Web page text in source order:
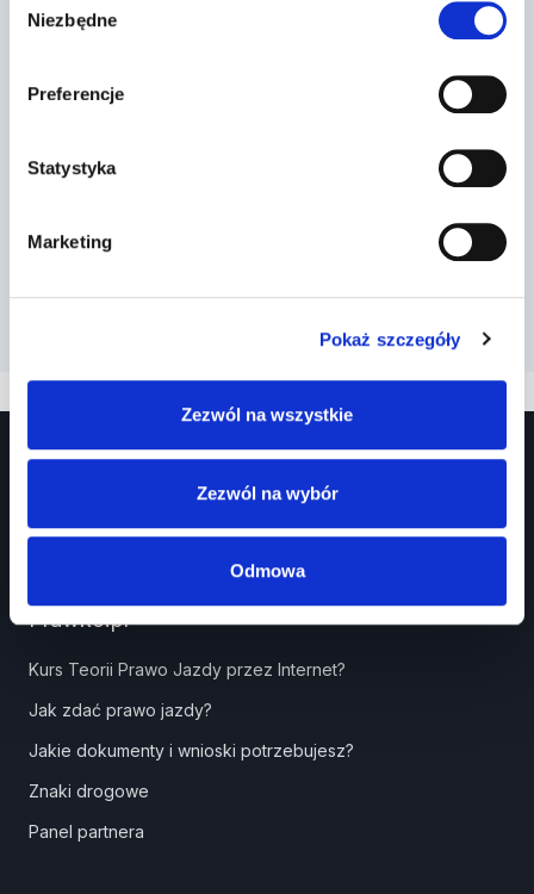
zgody
Niezbędne
Preferencje
Statystyka
Marketing
Pokaż szczegóły
Zezwól na wszystkie
Zezwól na wybór
Odmowa
sytuacji, umieszczone po prawej
Prawko.pl
Kurs Teorii Prawo Jazdy przez Internet?
Jak zdać prawo jazdy?
Jakie dokumenty i wnioski potrzebujesz?
Znaki drogowe
Panel partnera